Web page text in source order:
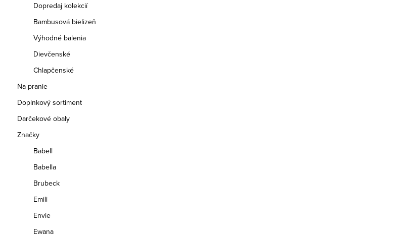
Dopredaj kolekcií
Bambusová bielizeň
Výhodné balenia
Dievčenské
Chlapčenské
Na pranie
Doplnkový sortiment
Darčekové obaly
Značky
Babell
Babella
Brubeck
Emili
Envie
Ewana